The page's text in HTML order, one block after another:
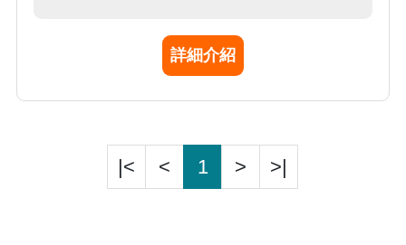
研究包括：奈米基材表面型態的改變及奈米粒
子的大小對血管生醫材料表面改植相關生物相
詳細介紹
|< < 1 > >|